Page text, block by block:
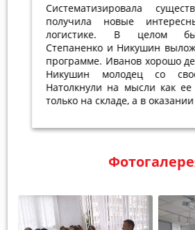
Систематизировала
получила новые
логистике. В целом
Степаненко и Никушин
программе. Иванов хорошо
Никушин молодец со
Натолкнули на мысли как ее
только на складе, а в оказании